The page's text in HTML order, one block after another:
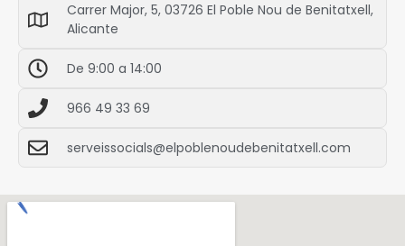
Carrer Major, 5, 03726 El Poble Nou de Benitatxell,
Alicante
De 9:00 a 14:00
966 49 33 69
serveissocials@elpoblenoudebenitatxell.com